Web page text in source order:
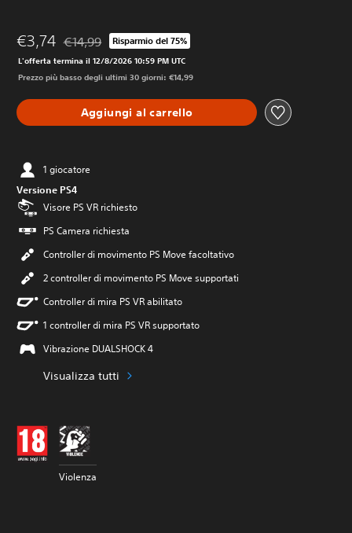
€3,74 Scontato dal prezzo originale di €14,99
€14,99 Risparmio del 75%
L'offerta termina il 12/8/2026 10:59 PM UTC
Prezzo più basso degli ultimi 30 giorni: €14,99
Aggiungi al carrello
1 giocatore
Versione PS4
Visore PS VR richiesto
PS Camera richiesta
Controller di movimento PS Move facoltativo
2 controller di movimento PS Move supportati
Controller di mira PS VR abilitato
1 controller di mira PS VR supportato
Vibrazione DUALSHOCK 4
Visualizza tutti
Violenza